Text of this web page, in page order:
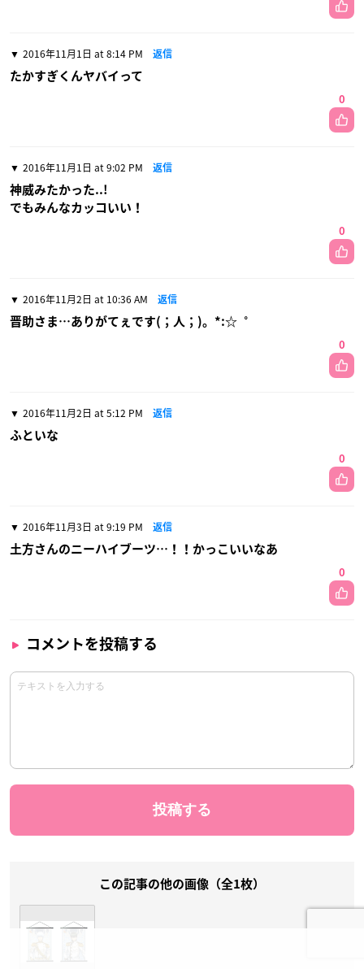
2016年11月1日 at 8:14 PM 返信
たかすぎくんヤバイって
0
2016年11月1日 at 9:02 PM 返信
神威みたかった..!
でもみんなカッコいい！
0
2016年11月2日 at 10:36 AM 返信
晋助さま…ありがてぇです(；人；)。*:☆゜
0
2016年11月2日 at 5:12 PM 返信
ふといな
0
2016年11月3日 at 9:19 PM 返信
土方さんのニーハイブーツ…！！かっこいいなあ
0
コメントを投稿する
この記事の他の画像（全1枚）